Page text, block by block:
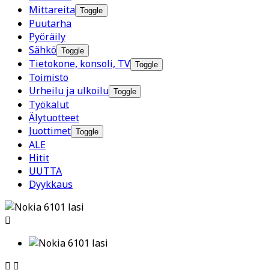
Mittareita Toggle
Puutarha
Pyöräily
Sähkö Toggle
Tietokone, konsoli, TV Toggle
Toimisto
Urheilu ja ulkoilu Toggle
Työkalut
Älytuotteet
Juottimet Toggle
ALE
Hitit
UUTTA
Dyykkaus

 